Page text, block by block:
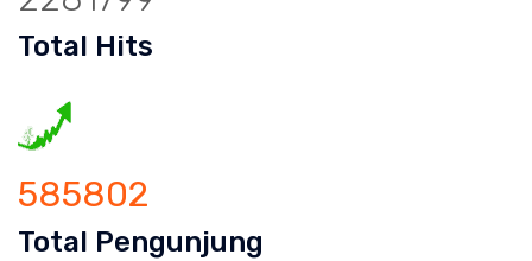
Total Hits
585802
Total Pengunjung